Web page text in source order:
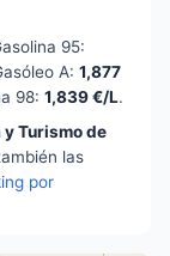
95:
A: 1,877
98: 1,839 €/L.
Turismo de
las
por